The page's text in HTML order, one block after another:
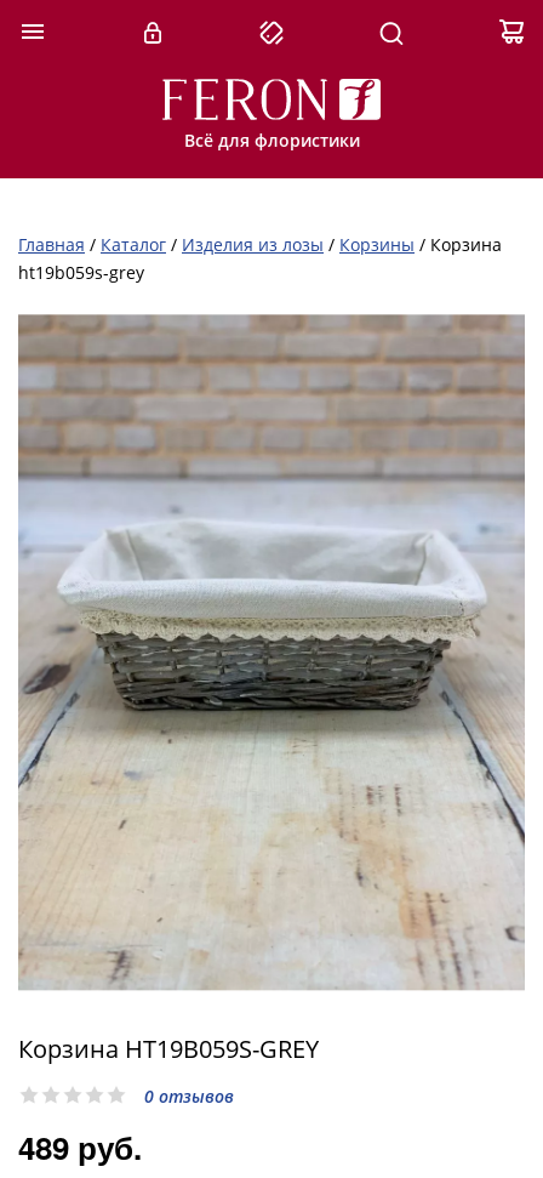
Всё для флористики
Главная / Каталог / Изделия из лозы / Корзины / Корзина
ht19b059s-grey
Корзина HT19B059S-GREY
0 отзывов
489 руб.